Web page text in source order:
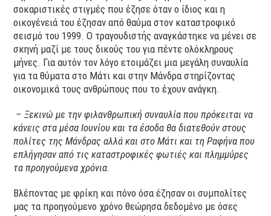
σοκαριστικές στιγμές που έζησε όταν ο ίδιος και η
οικογένειά του έζησαν από θαύμα στον καταστροφικό
σεισμό του 1999. Ο τραγουδιστής αναγκάστηκε να μένει σε
σκηνή μαζί με τους δικούς του για πέντε ολόκληρους
μήνες. Για αυτόν τον λόγο ετοιμάζει μια μεγάλη συναυλία
για τα θύματα στο Μάτι και στην Μάνδρα στηρίζοντας
οικονομικά τους ανθρώπους που το έχουν ανάγκη.
–Ξεκινώ με την φιλανθρωπική συναυλία που πρόκειται να
κάνεις στα μέσα Ιουνίου και τα έσοδα θα διατεθούν στους
πολίτες της Μάνδρας αλλά και στο Μάτι και τη Ραφήνα που
επλήγησαν από τις καταστροφικές φωτιές και πλημμύρες
τα προηγούμενα χρόνια.
Βλέποντας με φρίκη και πόνο όσα έζησαν οι συμπολίτες
μας τα προηγούμενο χρόνο θεώρησα δεδομένο με όσες